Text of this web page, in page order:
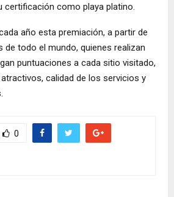
certificación como playa platino.
año esta premiación, a partir de
de todo el mundo, quienes realizan
puntuaciones a cada sitio visitado,
calidad de los servicios y
0